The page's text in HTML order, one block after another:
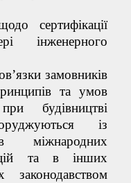
сертифікації
інженерного
замовників
та умов
будівництві
із
міжнародних
та в інших
законодавством